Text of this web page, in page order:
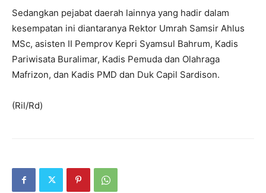
Sedangkan pejabat daerah lainnya yang hadir dalam
kesempatan ini diantaranya Rektor Umrah Samsir Ahlus
MSc, asisten II Pemprov Kepri Syamsul Bahrum, Kadis
Pariwisata Buralimar, Kadis Pemuda dan Olahraga
Mafrizon, dan Kadis PMD dan Duk Capil Sardison.
(Ril/Rd)